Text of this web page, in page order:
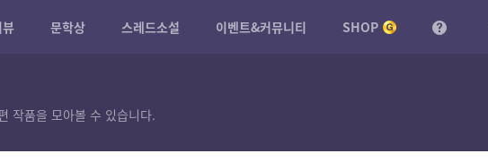
뷰 문학상 스레드소설 이벤트&커뮤니티 SHOP
작품을 모아볼 수 있습니다.